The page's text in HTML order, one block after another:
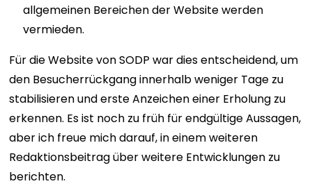
allgemeinen Bereichen der Website werden
vermieden.
Für die Website von SODP war dies entscheidend, um
den Besucherrückgang innerhalb weniger Tage zu
stabilisieren und erste Anzeichen einer Erholung zu
erkennen. Es ist noch zu früh für endgültige Aussagen,
aber ich freue mich darauf, in einem weiteren
Redaktionsbeitrag über weitere Entwicklungen zu
berichten.